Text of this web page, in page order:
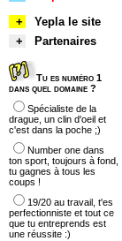
+
Yepla le site
+
Partenaires
Tu es numéro 1
dans quel domaine ?
Spécialiste de la
drague, un clin d'oeil et
c'est dans la poche ;)
Number one dans
ton sport, toujours à fond,
tu gagnes à tous les
coups !
19/20 au travail, t'es
perfectionniste et tout ce
que tu entreprends est
une réussite :)